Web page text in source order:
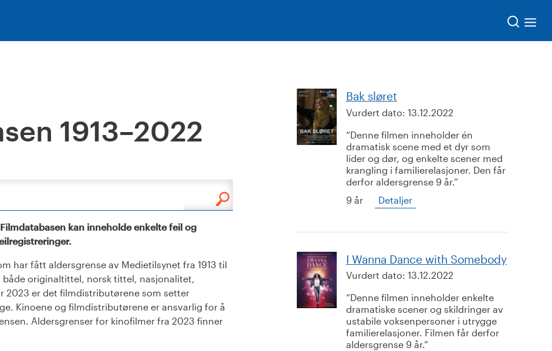
1913–2022
kan inneholde enkelte feil og
har fått aldersgrense av Medietilsynet fra 1913 til
både originaltittel, norsk tittel, nasjonalitet,
2023 er det filmdistributørene som setter
Kinoene og filmdistributørene er ansvarlig for å
Aldersgrenser for kinofilmer fra 2023 finner
Bak sløret
Vurdert dato: 13.12.2022
Denne filmen inneholder én
dramatisk scene med et dyr som
lider og dør, og enkelte scener med
krangling i familierelasjoner. Den får
derfor aldersgrense 9 år.
9 år
Detaljer
I Wanna Dance with Somebody
Vurdert dato: 13.12.2022
Denne filmen inneholder enkelte
dramatiske scener og skildringer av
ustabile voksenpersoner i utrygge
familierelasjoner. Filmen får derfor
aldersgrense 9 år.